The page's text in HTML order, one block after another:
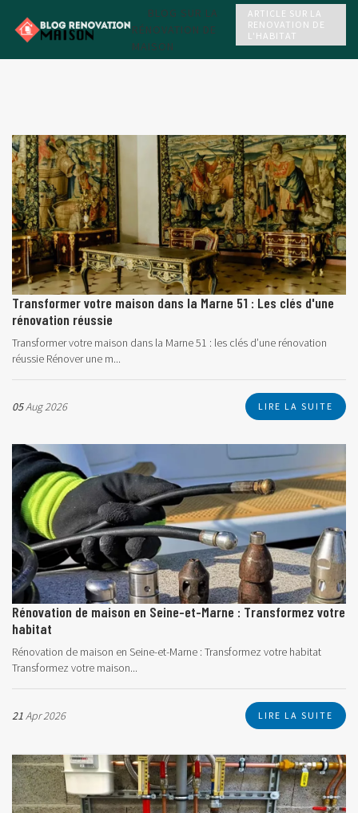
BLOG SUR LA
RÉNOVATION DE
MAISON
ARTICLE SUR LA
RENOVATION DE
L'HABITAT
Transformer votre maison dans la Marne 51 : Les clés d'une
rénovation réussie
Transformer votre maison dans la Marne 51 : les clés d’une rénovation
réussie Rénover une m...
05Aug 2026 LIRE LA SUITE
Rénovation de maison en Seine-et-Marne : Transformez votre
habitat
Rénovation de maison en Seine-et-Marne : Transformez votre habitat
Transformez votre maison...
21Apr 2026 LIRE LA SUITE